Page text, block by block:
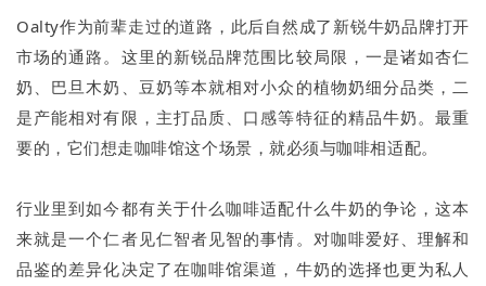
Oalty作为前辈走过的道路，此后自然成了新锐牛奶品牌打开
市场的通路。这里的新锐品牌范围比较局限，一是诸如杏仁
奶、巴旦木奶、豆奶等本就相对小众的植物奶细分品类，二
是产能相对有限，主打品质、口感等特征的精品牛奶。最重
要的，它们想走咖啡馆这个场景，就必须与咖啡相适配。
行业里到如今都有关于什么咖啡适配什么牛奶的争论，这本
来就是一个仁者见仁智者见智的事情。对咖啡爱好、理解和
品鉴的差异化决定了在咖啡馆渠道，牛奶的选择也更为私人